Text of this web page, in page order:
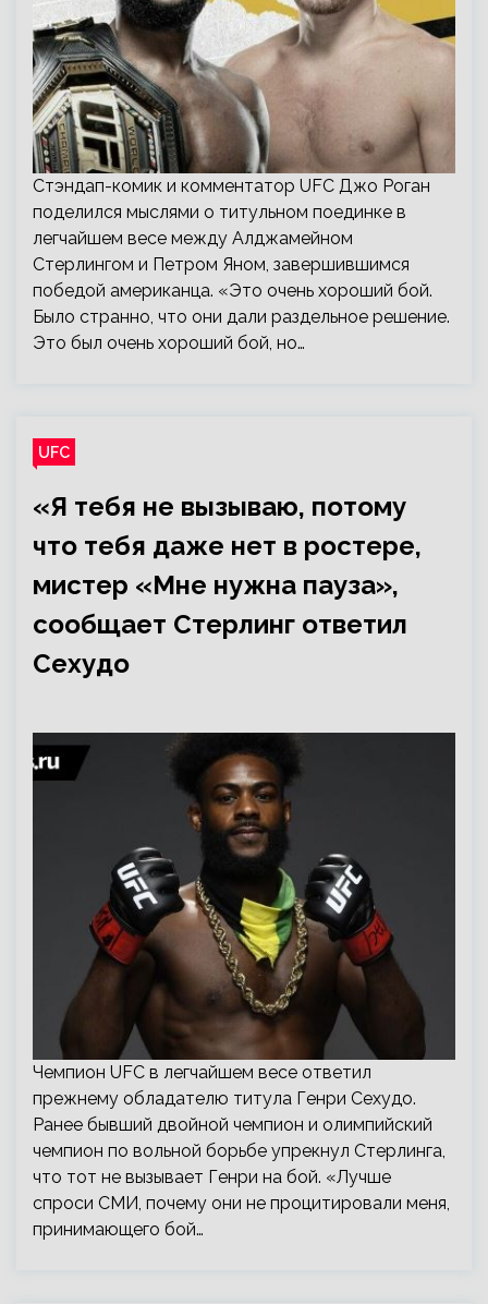
Стэндап-комик и комментатор UFC Джо Роган
поделился мыслями о титульном поединке в
легчайшем весе между Алджамейном
Стерлингом и Петром Яном, завершившимся
победой американца. «Это очень хороший бой.
Было странно, что они дали раздельное решение.
Это был очень хороший бой, но…
UFC
«Я тебя не вызываю, потому
что тебя даже нет в ростере,
мистер «Мне нужна пауза»,
сообщает Стерлинг ответил
Сехудо
Чемпион UFC в легчайшем весе ответил
прежнему обладателю титула Генри Сехудо.
Ранее бывший двойной чемпион и олимпийский
чемпион по вольной борьбе упрекнул Стерлинга,
что тот не вызывает Генри на бой. «Лучше
спроси СМИ, почему они не процитировали меня,
принимающего бой…